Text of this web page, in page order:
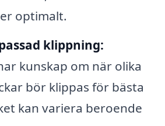
optimalt.
klippning:
kunskap om när olika
bör klippas för bästa
kan variera beroende